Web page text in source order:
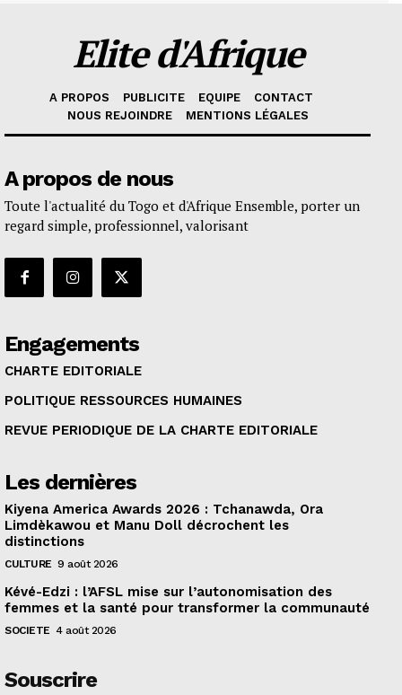
Elite d'Afrique
A PROPOS PUBLICITE EQUIPE
CONTACT
NOUS REJOINDRE
MENTIONS LÉGALES
A propos de nous
Toute l'actualité du Togo et d'Afrique Ensemble, porter un
regard simple, professionnel, valorisant
Engagements
CHARTE EDITORIALE
POLITIQUE RESSOURCES HUMAINES
REVUE PERIODIQUE DE LA CHARTE EDITORIALE
Les dernières
Kiyena America Awards 2026 : Tchanawda, Ora
Limdèkawou et Manu Doll décrochent les
distinctions
CULTURE 9 août 2026
Kévé-Edzi : l’AFSL mise sur l’autonomisation des
femmes et la santé pour transformer la communauté
SOCIETE 4 août 2026
Souscrire